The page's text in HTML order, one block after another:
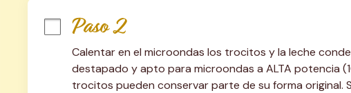
Paso 2
Calentar en el microondas los trocitos y la leche
destapado y apto para microondas a ALTA potencia
trocitos pueden conservar parte de su forma original.